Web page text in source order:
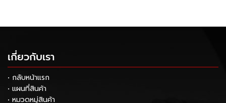
เกี่ยวกับเรา
• กลับหน้าแรก
• แผนที่สินค้า
• หมวดหมู่สินค้า